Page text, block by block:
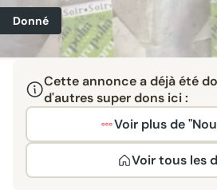
Donné
Cette annonce a déjà été
d'autres super dons ici :
Voir plus de
Voir tous les